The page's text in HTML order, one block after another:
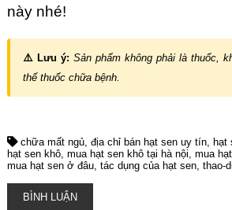
này nhé!
⚠️ Lưu ý: Sản phẩm không phải là thuốc,
thế thuốc chữa bệnh.
chữa mất ngủ địa chỉ bán hạt sen uy tín hạt
hạt sen khô mua hạt sen khô tại hà nội mua
mua hạt sen ở đâu tác dụng của hạt sen thao-
BÌNH LUẬN